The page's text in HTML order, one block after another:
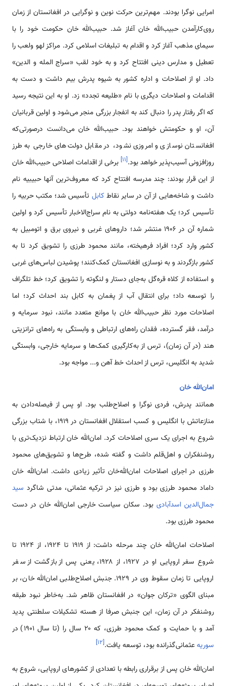
امرایی نوگرا بودند. مهم‌ترین حرکت نوین و نوگرایی در افغانستان از زمان
روی‌کارآمدن حبیب‌الله خان آغاز شد. حبیب‌الله خان حکومت خود را با
سیمای مذهب آغاز کرد و اقدام به تبلیغات اسلامی کرد. مراکز لهو ولعب را
تعطیل و مدارس دینی افتتاح کرد و به خود لقب «سراج المله و الدین»
داد. او از اصلاحات و اداره کشور به شیوه پدرش بیم داشت و دست به
اقدامات و اصلاحات دیگری با نام «طلیعه تجدد» زد. او به این نتیجه رسید
که اگر رفتار پدر را دنبال کند به انفجار بزرگی منجر می‌شود و اولین قربانیان
آن، او و حکومتش خواهند بود. حبیب‌الله خان می‌دانست درصورتی‌که
افغانستان نوسازی و امروزی نشود، در مقابل دولت‌های خارجی به طرز
روزافزونی آسیب‌پذیر خواهد بود.[۱۱] برخی از اقدامات اصلاحی حبیب‌الله خان
از این قرار بودند: چند مدرسه افتتاح کرد که معروف‌ترین آنها حبیبیه نام
داشت و شاخه‌هایی از آن در سایر نقاط کابل تأسیس شد؛ مکتب حربیه را
تأسیس کرد؛ یک هفته‌نامه دولتی به نام سراج‌الاخبار تأسیس کرد و اولین
شماره آن در ۱۹۰۶ منتشر شد؛ داروهای غربی و نیروی برق و اتومبیل به
کشور وارد کرد؛ افراد فرهیخته، مانند محمود طرزی را تشویق کرد تا به
کشور بازگردند و به نوسازی افغانستان کمک‌کنند؛ پوشیدن لباس‌های غربی
و استفاده از کلاه قره‌گل به‌جای دستار و لنگوته را تشویق کرد؛ خط تلگراف
را توسعه داد؛ برای انتقال آب از پغمان به کابل بند احداث کرد؛ اما
اصلاحات مورد نظر حبیب‌الله خان با موانع متعدد مانند، نبود سرمایه و
درآمد، فقر گسترده، فقدان راه‌های ارتباطی و وابستگی به راه‌های ترانزیتی
هند (در آن زمان)، ترس از به‌کارگیری کمک‌ها و سرمایه خارجی، وابستگی
شدید به انگلیس، ترس از احداث خط آهن و... مواجه بود.
امان‌الله خان
همانند پدرش، فردی نوگرا و اصلاح‌طلب بود. او پس از فیصله‌دادن به
منازعاتش با انگلیس و کسب استقلال افغانستان در ۱۹۱۹، با شتاب بزرگی
شروع به اجرای یک سری اصلاحات کرد. امان‌الله خان ارتباط نزدیک‌تری با
روشنفکران و اهل‌قلم داشت و گفته شده، طرح‌ها و تشویق‌های محمود
طرزی در اجرای اصلاحات امان‌الله‌خان تأثیر زیادی داشت. امان‌الله خان
داماد محمود طرزی بود و طرزی نیز در ترکیه عثمانی، مدتی شاگرد سید
جمال‌الدین اسدآبادیبود. سکان سیاست خارجی امان‌الله خان در دست
محمود طرزی بود.
اصلاحات امان‌الله خان چند مرحله داشت: از ۱۹۱۹ تا ۱۹۲۴، از ۱۹۲۴ تا
شروع سفر اروپایی او در ۱۹۲۷، از ۱۹۲۸، یعنی پس از بازگشت از سفر
اروپایی تا زمان سقوط وی در ۱۹۲۹. جنبش اصلاح‌طلبی امان‌الله خان، بر
مبنای الگوی «ترکان جوان» در افغانستان ظاهر شد. به‌خاطر نبود طبقه
روشنفکر در آن زمان، این جنبش صرفا از هسته تشکیلات سلطنتی پدید
آمد و با حمایت و کمک محمود طرزی، که ۲۰ سال را (تا سال ۱۹۰۱) در
سوریهعثمانی‌گذرانده بود، توسعه یافت.[۱۲]
امان‌الله خان پس از برقراری رابطه با تعدادی از کشورهای اروپایی، شروع به